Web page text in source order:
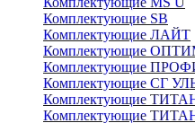
Комплектующие SB
Комплектующие ЛАЙТ
Комплектующие
Комплектующие
Комплектующие СГ
Комплектующие
Комплектующие